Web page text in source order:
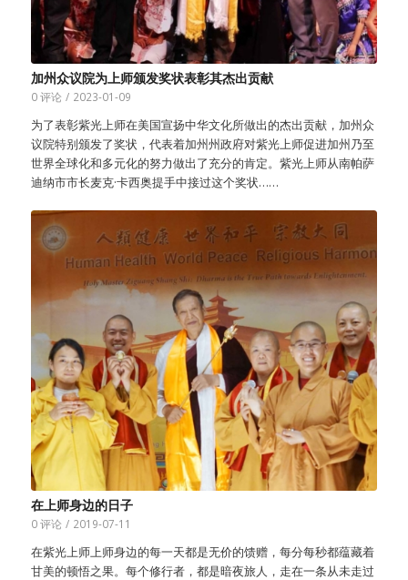
加州众议院为上师颁发奖状表彰其杰出贡献
0 评论 / 2023-01-09
为了表彰紫光上师在美国宣扬中华文化所做出的杰出贡献，加州众
议院特别颁发了奖状，代表着加州州政府对紫光上师促进加州乃至
世界全球化和多元化的努力做出了充分的肯定。紫光上师从南帕萨
迪纳市市长麦克·卡西奥提手中接过这个奖状……
在上师身边的日子
0 评论 / 2019-07-11
在紫光上师上师身边的每一天都是无价的馈赠，每分每秒都蕴藏着
甘美的顿悟之果。每个修行者，都是暗夜旅人，走在一条从未走过